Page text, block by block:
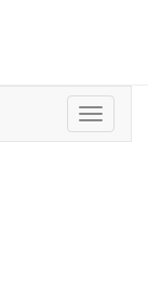
Toggle